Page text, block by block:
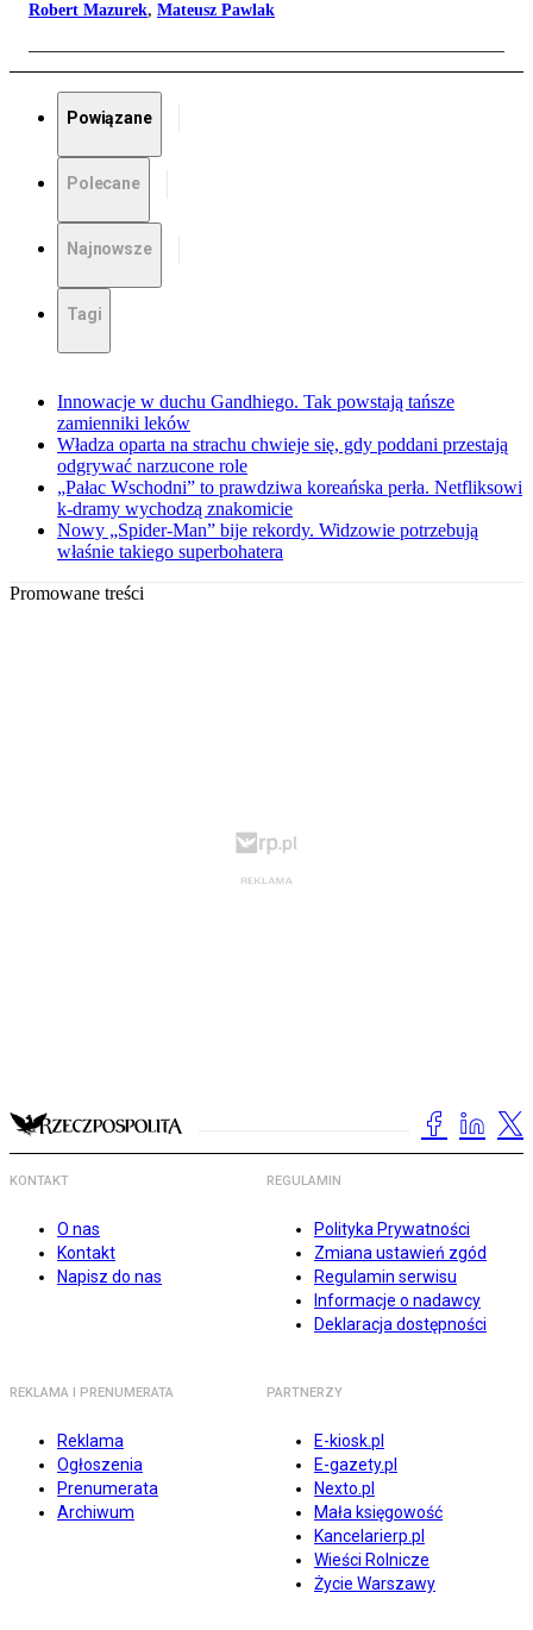
Robert Mazurek, Mateusz Pawlak
Powiązane
Polecane
Najnowsze
Tagi
Innowacje w duchu Gandhiego. Tak powstają tańsze
zamienniki leków
Władza oparta na strachu chwieje się, gdy poddani przestają
odgrywać narzucone role
„Pałac Wschodni” to prawdziwa koreańska perła. Netfliksowi
k-dramy wychodzą znakomicie
Nowy „Spider-Man” bije rekordy. Widzowie potrzebują
właśnie takiego superbohatera
Promowane treści
KONTAKT
O nas
Kontakt
Napisz do nas
REGULAMIN
Polityka Prywatności
Zmiana ustawień zgód
Regulamin serwisu
Informacje o nadawcy
Deklaracja dostępności
REKLAMA I PRENUMERATA
Reklama
Ogłoszenia
Prenumerata
Archiwum
PARTNERZY
E-kiosk.pl
E-gazety.pl
Nexto.pl
Mała księgowość
Kancelarierp.pl
Wieści Rolnicze
Życie Warszawy